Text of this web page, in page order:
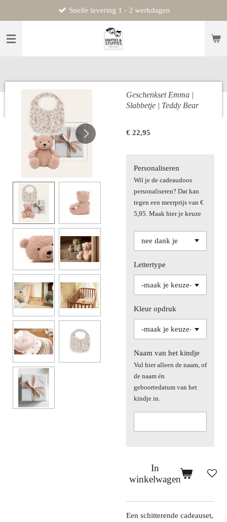
direct
naar
Snelle levering 1 - 2 werkdagen
Geschenkset Emma |
Slabbetje | Teddy Bear
€ 22,95
Personaliseren
Wil je de cadeaudoos
personaliseren? Dat kan
tegen een meerprijs van €
5,95. Maak hier je keuze
Lettertype
Kleur opdruk
Naam van het kindje
Vul hier alleen de naam, of
de naam én
geboortedatum van het
kindje in.
In
winkelwagen
Een schitterende cadeauset,